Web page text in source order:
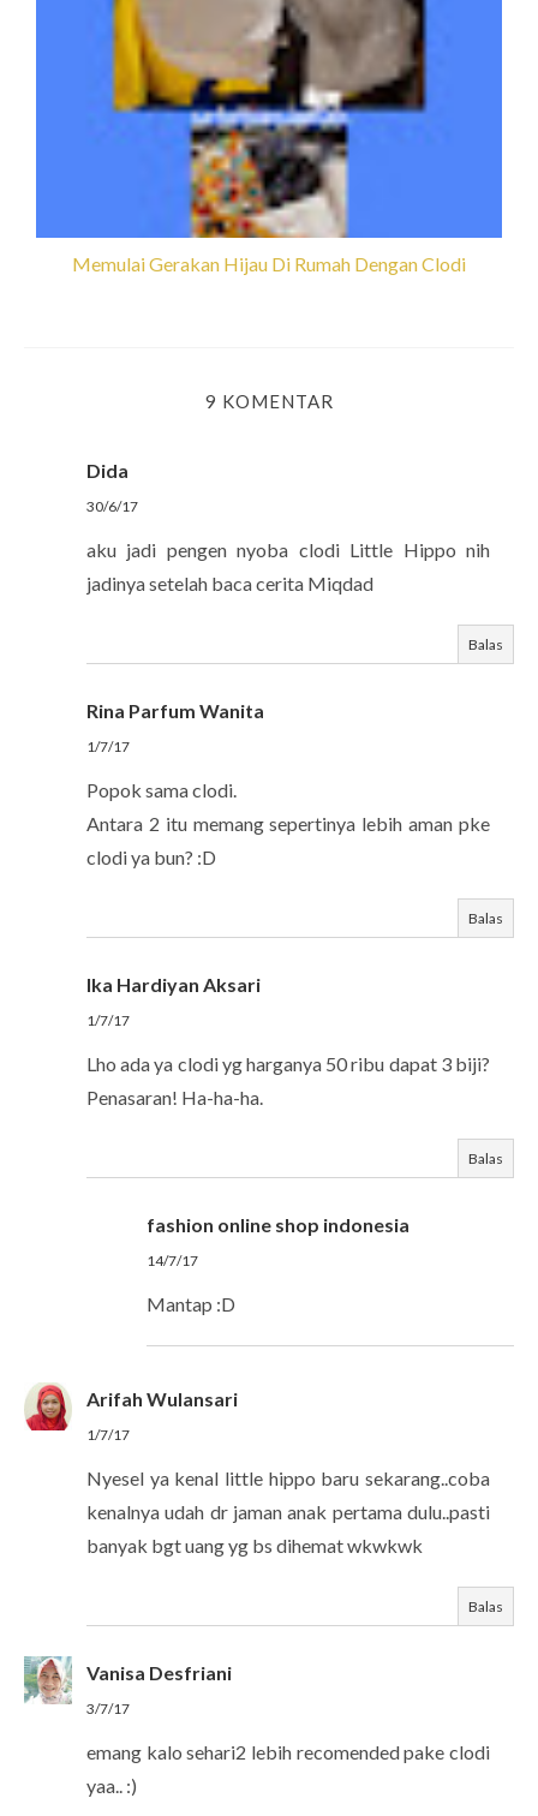
Memulai Gerakan Hijau Di Rumah Dengan Clodi
9 KOMENTAR
Dida
30/6/17
aku jadi pengen nyoba clodi Little Hippo nih
jadinya setelah baca cerita Miqdad
Balas
Rina Parfum Wanita
1/7/17
Popok sama clodi.
Antara 2 itu memang sepertinya lebih aman pke
clodi ya bun? :D
Balas
Ika Hardiyan Aksari
1/7/17
Lho ada ya clodi yg harganya 50 ribu dapat 3 biji?
Penasaran! Ha-ha-ha.
Balas
fashion online shop indonesia
14/7/17
Mantap :D
Arifah Wulansari
1/7/17
Nyesel ya kenal little hippo baru sekarang..coba
kenalnya udah dr jaman anak pertama dulu..pasti
banyak bgt uang yg bs dihemat wkwkwk
Balas
Vanisa Desfriani
3/7/17
emang kalo sehari2 lebih recomended pake clodi
yaa.. :)